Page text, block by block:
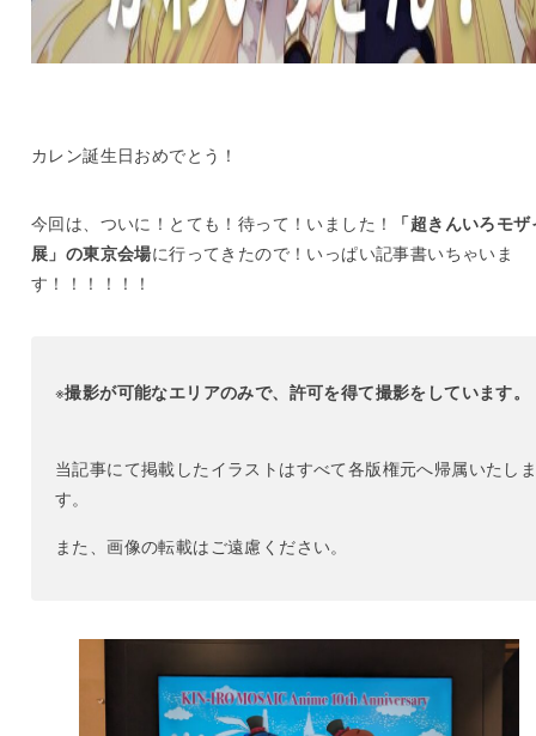
カレン誕生日おめでとう！
今回は、ついに！とても！待って！いました！
「超きんいろモ
展」の東京会場に行ってきたので！いっぱい記事書いちゃいま
す！！！！！！
※撮影が可能なエリアのみで、許可を得て撮影をしています。
当記事にて掲載したイラストはすべて各版権元へ帰属いたし
す。
また、画像の転載はご遠慮ください。